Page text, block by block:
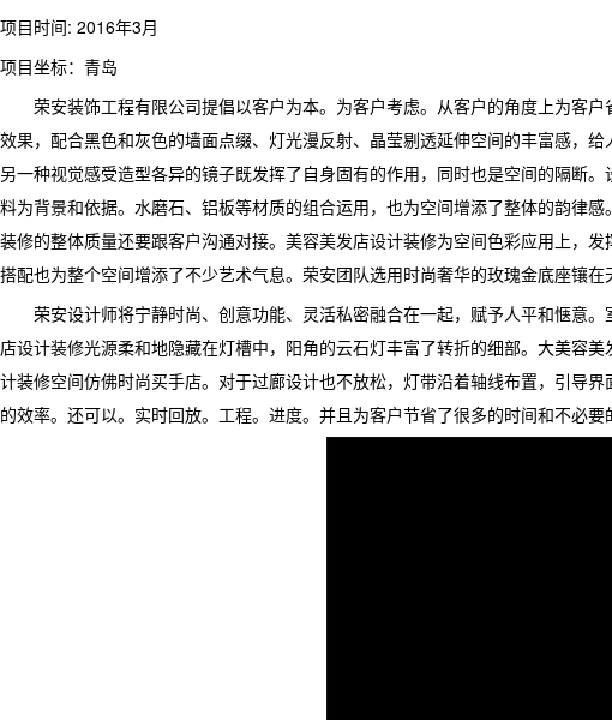
项目时间: 2016年3月
项目坐标：青岛
荣安装饰工程有限公司提倡以客户为本。为客户考虑。从客户的角度上为客户
效果，配合黑色和灰色的墙面点缀、灯光漫反射、晶莹剔透延伸空间的丰富感，
另一种视觉感受造型各异的镜子既发挥了自身固有的作用，同时也是空间的隔断
料为背景和依据。水磨石、铝板等材质的组合运用，也为空间增添了整体的韵律
装修的整体质量还要跟客户沟通对接。美容美发店设计装修为空间色彩应用上，
搭配也为整个空间增添了不少艺术气息。荣安团队选用时尚奢华的玫瑰金底座镶
荣安设计师将宁静时尚、创意功能、灵活私密融合在一起，赋予人平和惬意。
店设计装修光源柔和地隐藏在灯槽中，阳角的云石灯丰富了转折的细部。大美容
计装修空间仿佛时尚买手店。对于过廊设计也不放松，灯带沿着轴线布置，引导
的效率。还可以。实时回放。工程。进度。并且为客户节省了很多的时间和不必要